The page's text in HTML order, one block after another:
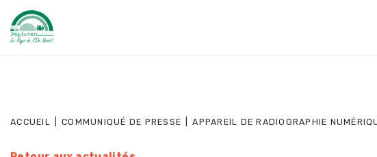
ACCUEIL COMMUNIQUÉ DE PRESSE APPAREIL DE RADIOGRAPHIE